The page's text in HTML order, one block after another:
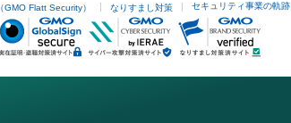
Flatt Security） なりすまし対策 セキュリティ事業の軌跡